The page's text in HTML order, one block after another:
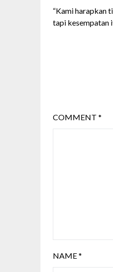
“Kami harapkan
tapi kesempatan
COMMENT *
NAME*